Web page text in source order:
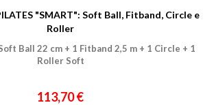
"SMART": Soft Ball, Fitband, Circle e
Roller
Ball 22 cm + 1 Fitband 2,5 m + 1 Circle + 1
Roller Soft
113,70 €